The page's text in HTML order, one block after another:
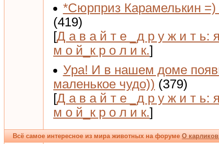
*Сюрприз Карамелькин =)
(419)
[Д а в а й т е _д р у ж и т ь:
м о й_к р о л и к.]
Ура! И в нашем доме
маленькое чудо)) (379)
[Д а в а й т е _д р у ж и т ь:
м о й_к р о л и к.]
Всё самое интересное из мира животных на форумеО